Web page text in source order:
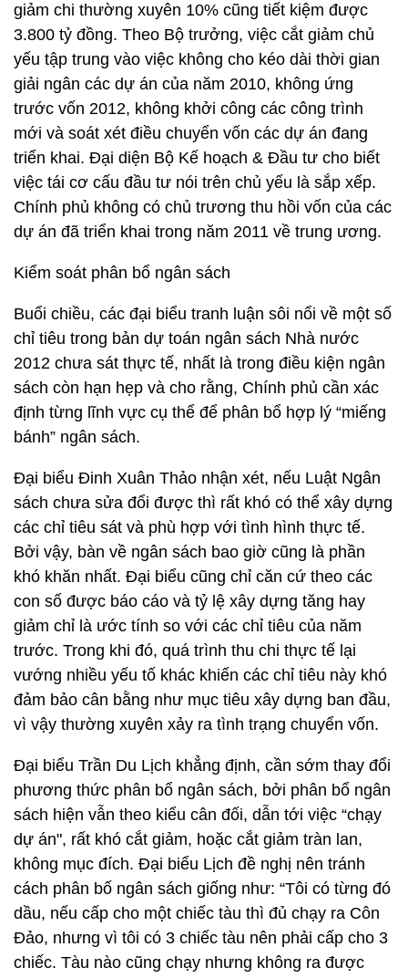
giảm chi thường xuyên 10% cũng tiết kiệm được
3.800 tỷ đồng. Theo Bộ trưởng, việc cắt giảm chủ
yếu tập trung vào việc không cho kéo dài thời gian
giải ngân các dự án của năm 2010, không ứng
trước vốn 2012, không khởi công các công trình
mới và soát xét điều chuyển vốn các dự án đang
triển khai. Đại diện Bộ Kế hoạch & Đầu tư cho biết
việc tái cơ cấu đầu tư nói trên chủ yếu là sắp xếp.
Chính phủ không có chủ trương thu hồi vốn của các
dự án đã triển khai trong năm 2011 về trung ương.
Kiểm soát phân bổ ngân sách
Buổi chiều, các đại biểu tranh luận sôi nổi về một số
chỉ tiêu trong bản dự toán ngân sách Nhà nước
2012 chưa sát thực tế, nhất là trong điều kiện ngân
sách còn hạn hẹp và cho rằng, Chính phủ cần xác
định từng lĩnh vực cụ thể để phân bổ hợp lý “miếng
bánh” ngân sách.
Đại biểu Đinh Xuân Thảo nhận xét, nếu Luật Ngân
sách chưa sửa đổi được thì rất khó có thể xây dựng
các chỉ tiêu sát và phù hợp với tình hình thực tế.
Bởi vậy, bàn về ngân sách bao giờ cũng là phần
khó khăn nhất. Đại biểu cũng chỉ căn cứ theo các
con số được báo cáo và tỷ lệ xây dựng tăng hay
giảm chỉ là ước tính so với các chỉ tiêu của năm
trước. Trong khi đó, quá trình thu chi thực tế lại
vướng nhiều yếu tố khác khiến các chỉ tiêu này khó
đảm bảo cân bằng như mục tiêu xây dựng ban đầu,
vì vậy thường xuyên xảy ra tình trạng chuyển vốn.
Đại biểu Trần Du Lịch khẳng định, cần sớm thay đổi
phương thức phân bổ ngân sách, bởi phân bổ ngân
sách hiện vẫn theo kiểu cân đối, dẫn tới việc “chạy
dự án", rất khó cắt giảm, hoặc cắt giảm tràn lan,
không mục đích. Đại biểu Lịch đề nghị nên tránh
cách phân bố ngân sách giống như: “Tôi có từng đó
dầu, nếu cấp cho một chiếc tàu thì đủ chạy ra Côn
Đảo, nhưng vì tôi có 3 chiếc tàu nên phải cấp cho 3
chiếc. Tàu nào cũng chạy nhưng không ra được